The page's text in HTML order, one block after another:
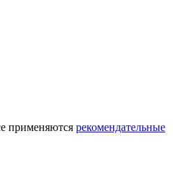
применяются рекомендательные